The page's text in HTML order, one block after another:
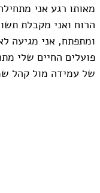
מאותו רגע אני
הרוח ואני מקבלת
ומתפתח, אני מגיעה
פועלים החיים שלי
של עמידה מול קהל